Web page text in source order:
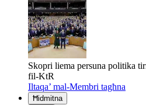
Skopri liema persuna politika
fil-KtR
Iltaqa’ mal-Membri tagħna
Ħidmitna